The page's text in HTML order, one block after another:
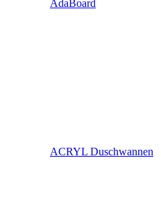
AdaBoard
ACRYL Duschwannen